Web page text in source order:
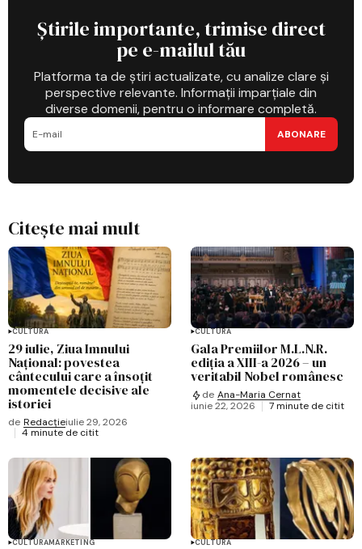
Știrile importante, trimise direct
pe e-mailul tău
Platforma ta de știri actualizate, cu analize clare și
perspective relevante. Informații imparțiale din
diverse domenii, pentru o informare completă.
ABONARE
Citește mai mult
CULTURĂ
29 iulie, Ziua Imnului
Național: povestea
cântecului care a însoțit
momentele decisive ale
istoriei
de Redacțieiulie 29, 2026
4 minute de citit
CULTURĂ
Gala Premiilor M.L.N.R.
ediția a XIII-a 2026 – un
veritabil Nobel românesc
de Ana-Maria Cernat
iunie 22, 2026
7 minute de citit
CULTURĂMARKETING CULTURĂ